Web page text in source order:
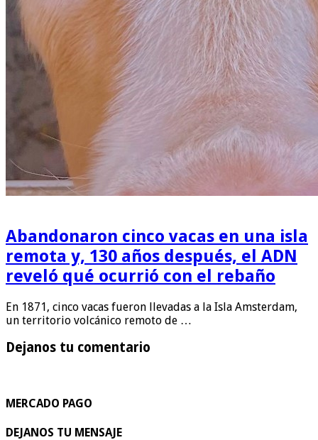
Abandonaron cinco vacas en una isla
remota y, 130 años después, el ADN
reveló qué ocurrió con el rebaño
En 1871, cinco vacas fueron llevadas a la Isla Amsterdam,
un territorio volcánico remoto de …
Dejanos tu comentario
MERCADO PAGO
DEJANOS TU MENSAJE